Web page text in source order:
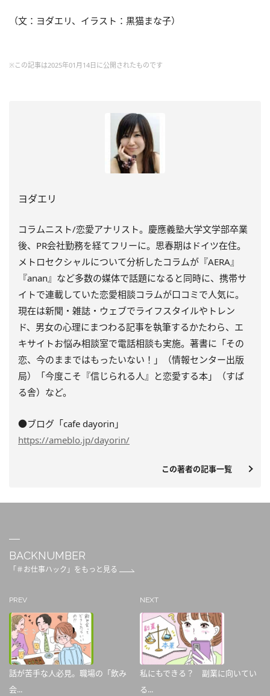
（文：ヨダエリ、イラスト：黒猫まな子）
※この記事は2025年01月14日に公開されたものです
ヨダエリ
コラムニスト/恋愛アナリスト。慶應義塾大学文学部卒業
後、PR会社勤務を経てフリーに。思春期はドイツ在住。
メトロセクシャルについて分析したコラムが『AERA』
『anan』など多数の媒体で話題になると同時に、携帯サ
イトで連載していた恋愛相談コラムが口コミで人気に。
現在は新聞・雑誌・ウェブでライフスタイルやトレン
ド、男女の心理にまつわる記事を執筆するかたわら、エ
キサイトお悩み相談室で電話相談も実施。著書に「その
恋、今のままではもったいない！」（情報センター出版
局）「今度こそ『信じられる人』と恋愛する本」（すば
る舎）など。
●ブログ「cafe dayorin」
https://ameblo.jp/dayorin/
この著者の記事一覧
BACKNUMBER
「＃お仕事ハック」をもっと見る
PREV
話が苦手な人必見。職場の「飲み
会...
NEXT
私にもできる？ 副業に向いてい
る...